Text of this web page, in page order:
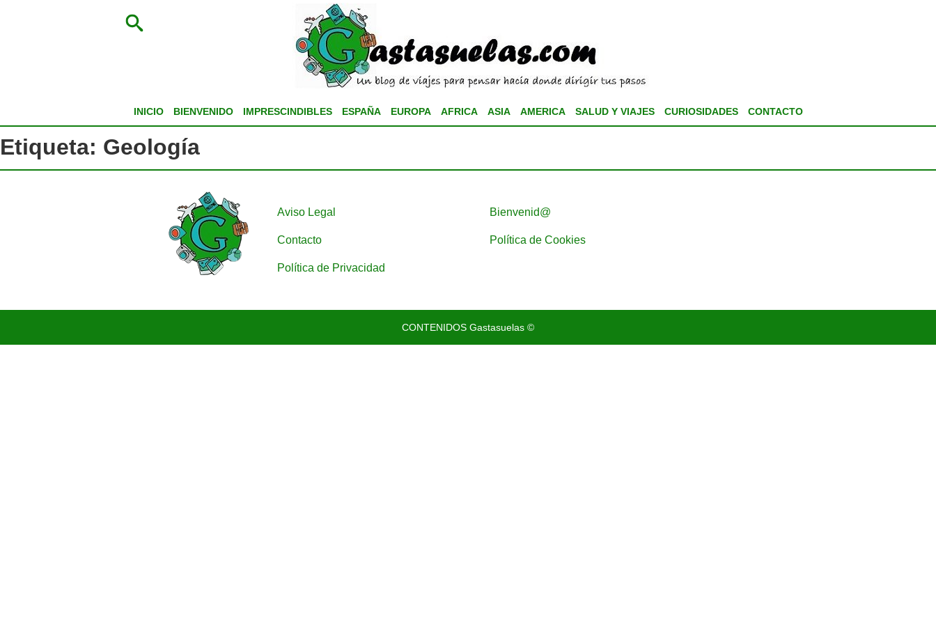
INICIO BIENVENIDO IMPRESCINDIBLES ESPAÑA EUROPA AFRICA ASIA AMERICA SALUD Y VIAJES CURIOSIDADES CONTACTO
Etiqueta: Geología
Aviso Legal Bienvenid@
Contacto Política de Cookies
Política de Privacidad
CONTENIDOS Gastasuelas ©